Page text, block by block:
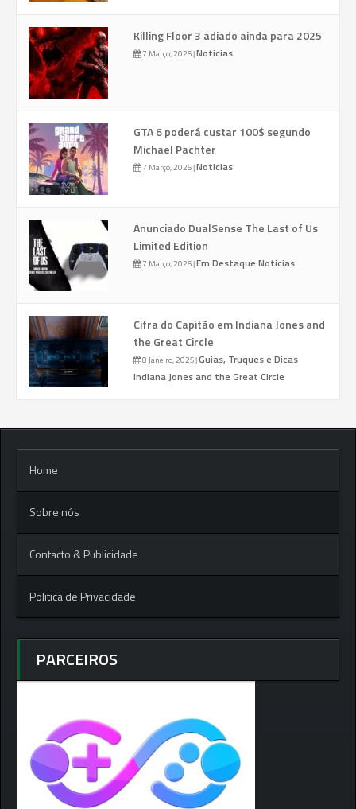
Killing Floor 3 adiado ainda para 2025
7 Março, 2025|Noticias
GTA 6 poderá custar 100$ segundo
Michael Pachter
7 Março, 2025|Noticias
Anunciado DualSense The Last of Us
Limited Edition
7 Março, 2025|Em Destaque Noticias
Cifra do Capitão em Indiana Jones and
the Great Circle
8 Janeiro, 2025|Guias, Truques e Dicas
Indiana Jones and the Great Circle
Home
Sobre nós
Contacto & Publicidade
Politica de Privacidade
PARCEIROS